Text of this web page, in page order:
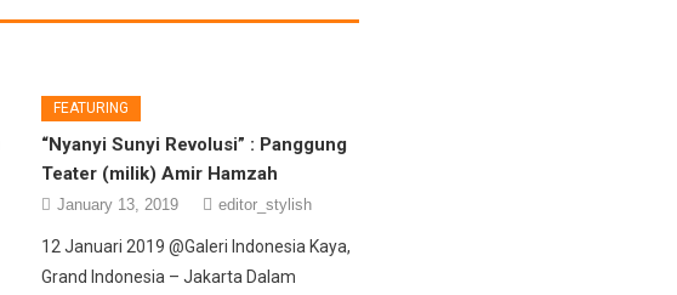
FEATURING
“Nyanyi Sunyi Revolusi” : Panggung
Teater (milik) Amir Hamzah
January 13, 2019 editor_stylish
12 Januari 2019 @Galeri Indonesia Kaya,
Grand Indonesia – Jakarta Dalam